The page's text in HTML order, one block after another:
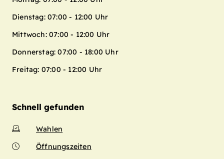
Dienstag: 07:00 - 12:00 Uhr
Mittwoch: 07:00 - 12:00 Uhr
Donnerstag: 07:00 - 18:00 Uhr
Freitag: 07:00 - 12:00 Uhr
Schnell gefunden
Wahlen
Öffnungszeiten